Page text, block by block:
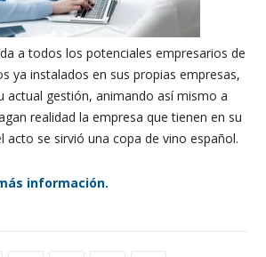
a todos los potenciales empresarios de
ya instalados en sus propias empresas,
actual gestión, animando así mismo a
realidad la empresa que tienen en su
acto se sirvió una copa de vino español.
información.